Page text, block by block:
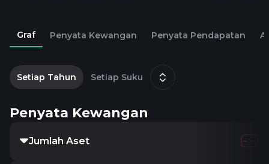
Graf Penyata Kewangan Penyata Pendapatan
Setiap Tahun Setiap Suku
Penyata Kewangan
Jumlah Aset